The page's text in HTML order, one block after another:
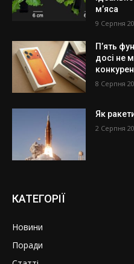
м’яса
9 Серпня
П’ять
досі не
8 Серпня
Як
2 Серпня
КАТЕГОРІЇ
Новини
Поради